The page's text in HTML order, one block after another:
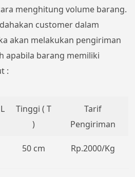
menghitung volume barang.
customer dalam
akan melakukan pengiriman
apabila barang memiliki
:
Tinggi ( T
)
Tarif
Pengiriman
50 cm Rp.2000/Kg